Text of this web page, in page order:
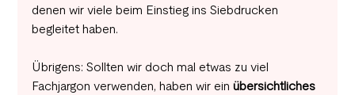
denen wir viele beim Einstieg ins Siebdrucken
begleitet haben.
Übrigens: Sollten wir doch mal etwas zu viel
Fachjargon verwenden, haben wir ein übersichtliches